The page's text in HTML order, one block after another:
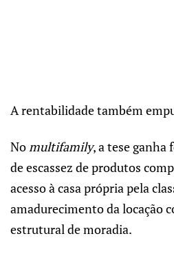
A rentabilidade também
No multifamily, a tese ganha
de escassez de produtos
acesso à casa própria pela
amadurecimento da locação
estrutural de moradia.